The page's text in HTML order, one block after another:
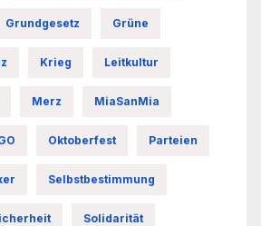
Grundgesetz Grüne
Krieg Leitkultur
Merz MiaSanMia
Oktoberfest Parteien
Selbstbestimmung
Solidarität